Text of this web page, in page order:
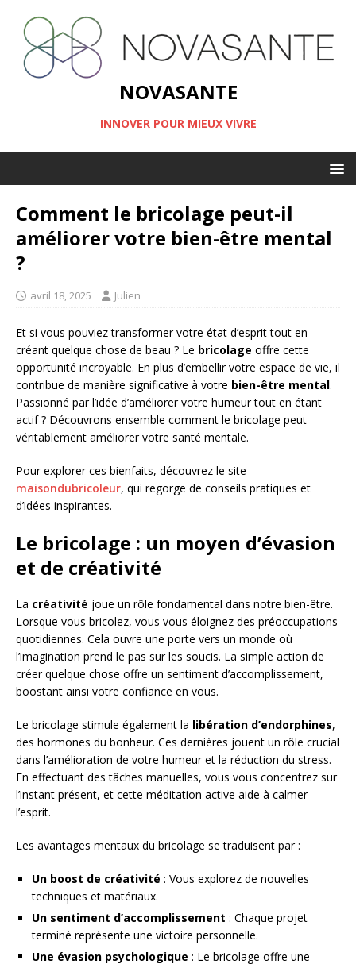
NOVASANTE
INNOVER POUR MIEUX VIVRE
Comment le bricolage peut-il
améliorer votre bien-être mental
?
avril 18, 2025 Julien
Et si vous pouviez transformer votre état d’esprit tout en
créant quelque chose de beau ? Le bricolage offre cette
opportunité incroyable. En plus d’embellir votre espace de vie, il
contribue de manière significative à votre bien-être mental.
Passionné par l’idée d’améliorer votre humeur tout en étant
actif ? Découvrons ensemble comment le bricolage peut
véritablement améliorer votre santé mentale.
Pour explorer ces bienfaits, découvrez le site
maisondubricoleur, qui regorge de conseils pratiques et
d’idées inspirantes.
Le bricolage : un moyen d’évasion
et de créativité
La créativité joue un rôle fondamental dans notre bien-être.
Lorsque vous bricolez, vous vous éloignez des préoccupations
quotidiennes. Cela ouvre une porte vers un monde où
l’imagination prend le pas sur les soucis. La simple action de
créer quelque chose offre un sentiment d’accomplissement,
boostant ainsi votre confiance en vous.
Le bricolage stimule également la libération d’endorphines,
des hormones du bonheur. Ces dernières jouent un rôle crucial
dans l’amélioration de votre humeur et la réduction du stress.
En effectuant des tâches manuelles, vous vous concentrez sur
l’instant présent, et cette méditation active aide à calmer
l’esprit.
Les avantages mentaux du bricolage se traduisent par :
Un boost de créativité : Vous explorez de nouvelles
techniques et matériaux.
Un sentiment d’accomplissement : Chaque projet
terminé représente une victoire personnelle.
Une évasion psychologique : Le bricolage offre une